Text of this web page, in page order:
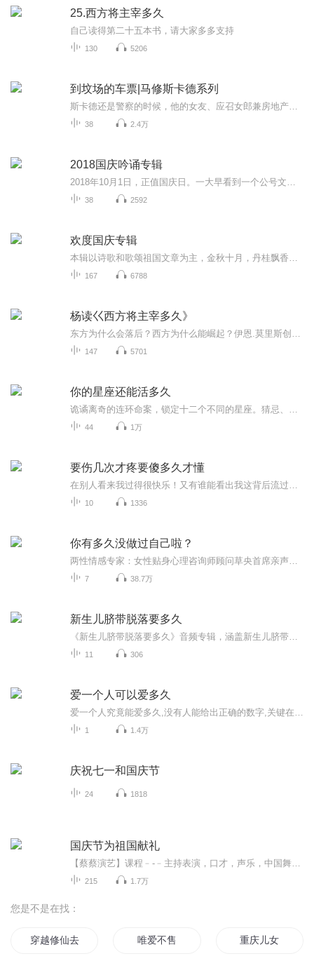
25.西方将主宰多久
自己读得第二十五本书，请大家多多支持
130 5206
到坟场的车票|马修斯卡德系列
38 2.4万
2018国庆吟诵专辑
38 2592
欢度国庆专辑
167 6788
杨读巜西方将主宰多久》
147 5701
你的星座还能活多久
44 1万
要伤几次才疼要傻多久才懂
10 1336
你有多久没做过自己啦？
7 38.7万
新生儿脐带脱落要多久
11 306
爱一个人可以爱多久
1 1.4万
庆祝七一和国庆节
24 1818
国庆节为祖国献礼
215 1.7万
您是不是在找：
穿越修仙去销售 唯爱不售 重庆儿女